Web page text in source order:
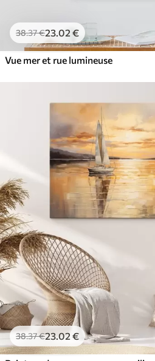
38.37€23.02 €
Vue mer et rue lumineuse
38.37€23.02 €